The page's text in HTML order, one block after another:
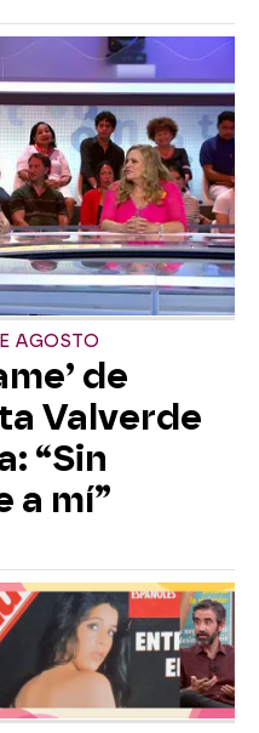
AGOSTO
de
Valverde
“Sin
a mí”